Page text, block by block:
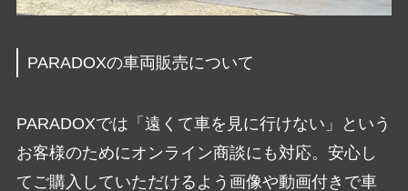
PARADOXの車両販売について
PARADOXでは「遠くて車を見に行けない」という
お客様のためにオンライン商談にも対応。安心し
てご購入していただけるよう画像や動画付きで車